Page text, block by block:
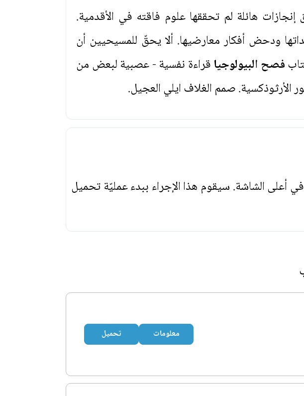
هائلة لم تحققها علوم فاقته في الأقدمية.
ودحض أفكار معارضيها. ألا يحقّ للمسيحيين أن
فصح البيولوجياقراءة نفسية - عصبية لبعض من
الأرثوذكسية. صمم الغلاف ايلي العجيل.
أعلى الشاشة. سيقوم هذا الإجراء ببدء عمليّة تحميل
معلومات تحميل